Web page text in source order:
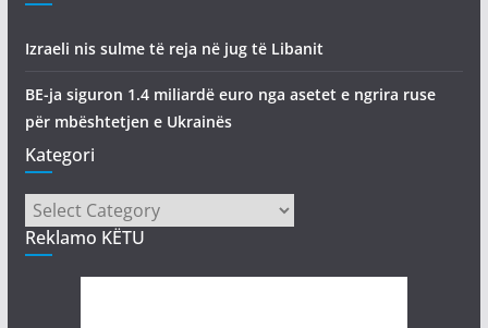
Izraeli nis sulme të reja në jug të Libanit
BE-ja siguron 1.4 miliardë euro nga asetet e ngrira ruse
për mbështetjen e Ukrainës
Kategori
Kategori
Reklamo KËTU